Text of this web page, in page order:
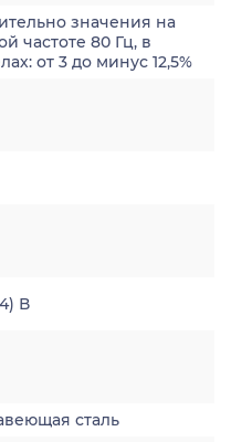
значения на
частоте 80 Гц, в
от 3 до минус 12,5%
В
сталь